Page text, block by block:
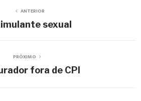
ANTERIOR
sexual
PRÓXIMO
fora de CPI